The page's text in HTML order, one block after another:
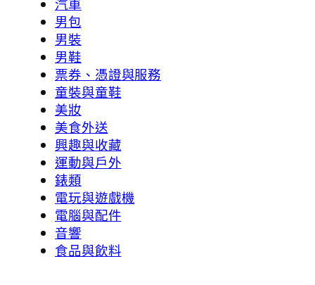
汽車
男包
男裝
男鞋
票券、憑證與服務
童裝與童鞋
美妝
美食外送
興趣與收藏
運動與戶外
錶類
電玩與遊戲機
電腦與配件
音響
食品與飲料